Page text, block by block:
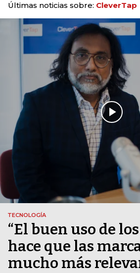
Últimas noticias sobre: CleverTap
TECNOLOGÍA
“El buen uso de
hace que las
mucho más